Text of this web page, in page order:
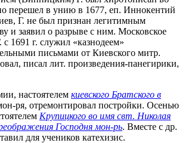
перешел в унию в 1677, еп. Иннокентий
Г. не был признан легитимным
и заявил о разрыве с ним. Московское
1691 г. служил «казнодеем»
письмами от Киевского митр.
писал лит. произведения-панегирики,
настоятелем киевского Братского в
ря, отремонтировал постройки. Осенью
Крупицкого во имя свт. Николая
Господня мон-рь. Вместе с др.
для учеников катехизис.